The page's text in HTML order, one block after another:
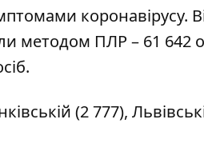
коронавірусу.
методом ПЛР – 61 642
(2 777),